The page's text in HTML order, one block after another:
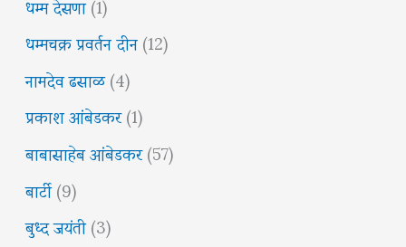
धम्मचक्र प्रवर्तन दीन(12)
नामदेव ढसाळ(4)
प्रकाश आंबेडकर(1)
बाबासाहेब आंबेडकर(57)
बार्टी(9)
बुध्द जयंती(3)